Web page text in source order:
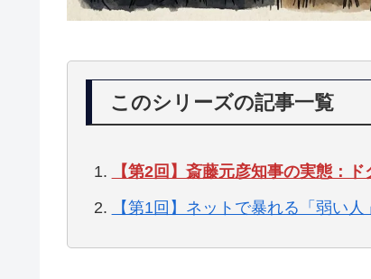
このシリーズの記事一覧
【第2回】斎藤元彦知事の実態：
【第1回】ネットで暴れる「弱い人